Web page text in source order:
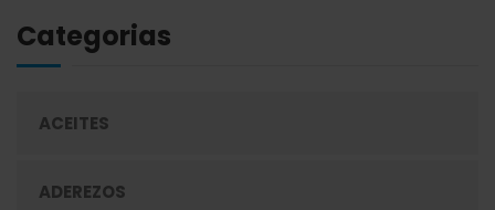
Categorias
ACEITES
ADEREZOS